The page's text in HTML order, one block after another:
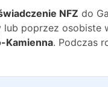
NFZ do
poprzez osobiste
Kamienna. Podczas